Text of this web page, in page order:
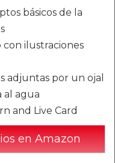
básicos de la
con ilustraciones
adjuntas por un ojal
al agua
and Live Card
en Amazon